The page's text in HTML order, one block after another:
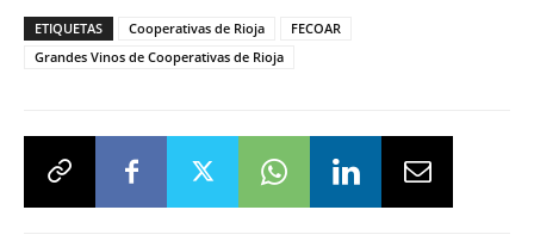
ETIQUETAS Cooperativas de Rioja
FECOAR
Grandes Vinos de Cooperativas de Rioja